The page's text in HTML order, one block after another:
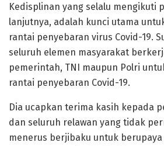
Kedisplinan yang selalu mengikuti
lanjutnya, adalah kunci utama
rantai penyebaran virus Covid-19.
seluruh elemen masyarakat
pemerintah, TNI maupun Polri
rantai penyebaran Covid-19.
Dia ucapkan terima kasih kepada
dan seluruh relawan yang tidak
menerus berjibaku untuk